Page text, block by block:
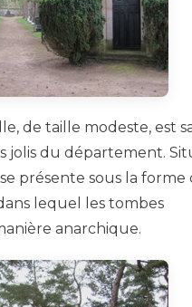
de taille modeste, est
jolis du département.
présente sous la forme
lequel les tombes
anarchique.